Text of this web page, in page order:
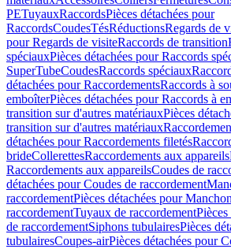
PETuyauxRaccordsPièces détachées pour
RaccordsCoudesTésRéductionsRegards de
pour Regards de visiteRaccords de transition
spéciauxPièces détachées pour Raccords
SuperTubeCoudesRaccords spéciaux
détachées pour RaccordementsRaccords à
emboîterPièces détachées pour Raccords à
transition sur d'autres matériauxPièces
transition sur d'autres matériaux
détachées pour Raccordements filetés
brideCollerettesRaccordements aux appareils
Raccordements aux appareilsCoudes de
détachées pour Coudes de raccordement
raccordementPièces détachées pour
raccordementTuyaux de raccordement
de raccordementSiphons tubulairesPièces
tubulairesCoupes-airPièces détachées pour